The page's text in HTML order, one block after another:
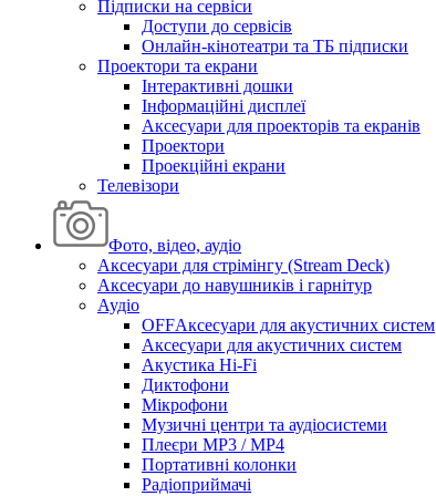
Підписки на сервіси
Доступи до сервісів
Онлайн-кінотеатри та ТБ підписки
Проектори та екрани
Інтерактивні дошки
Інформаційні дисплеї
Аксесуари для проекторів та екранів
Проектори
Проекційні екрани
Телевізори
Фото, відео, аудіо
Аксесуари для стрімінгу (Stream Deck)
Аксесуари до навушників і гарнітур
Аудіо
OFFАксесуари для акустичних систем
Аксесуари для акустичних систем
Акустика Hi-Fi
Диктофони
Мікрофони
Музичні центри та аудіосистеми
Плеєри MP3 / MP4
Портативні колонки
Радіоприймачі